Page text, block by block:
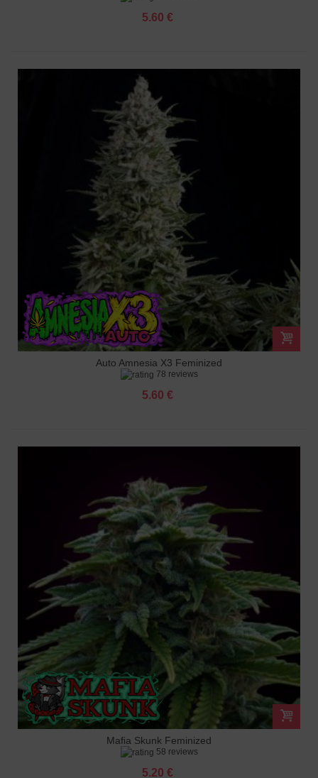
5.60 €
Auto Amnesia X3 Feminized
78 reviews
5.60 €
Mafia Skunk Feminized
58 reviews
5.20 €